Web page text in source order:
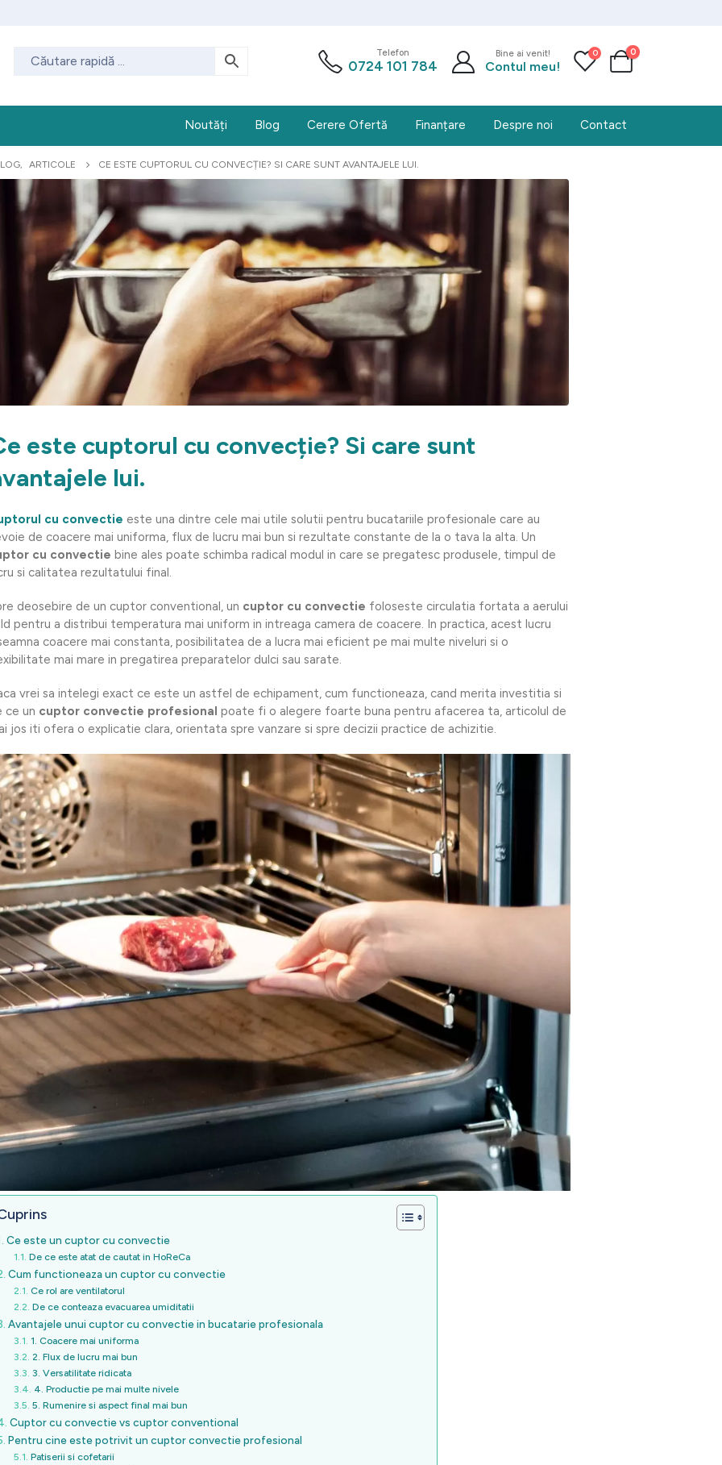
Telefon
0724 101 784
Bine ai venit!
Contul meu!
0 0
Noutăți Blog Cerere Ofertă Finanțare Despre noi Contact
, ARTICOLE CE ESTE CUPTORUL CU CONVECȚIE? SI CARE SUNT AVANTAJELE LUI.
este cuptorul cu convecție? Si care sunt
lui.
cu convectie este una dintre cele mai utile solutii pentru bucatariile profesionale care au
de coacere mai uniforma, flux de lucru mai bun si rezultate constante de la o tava la alta. Un
cu convectie bine ales poate schimba radical modul in care se pregatesc produsele, timpul de
si calitatea rezultatului final.
deosebire de un cuptor conventional, un cuptor cu convectie foloseste circulatia fortata a aerului
pentru a distribui temperatura mai uniform in intreaga camera de coacere. In practica, acest lucru
coacere mai constanta, posibilitatea de a lucra mai eficient pe mai multe niveluri si o
mai mare in pregatirea preparatelor dulci sau sarate.
vrei sa intelegi exact ce este un astfel de echipament, cum functioneaza, cand merita investitia si
ce un cuptor convectie profesional poate fi o alegere foarte buna pentru afacerea ta, articolul de
jos iti ofera o explicatie clara, orientata spre vanzare si spre decizii practice de achizitie.
Ce este un cuptor cu convectie
De ce este atat de cautat in HoReCa
Cum functioneaza un cuptor cu convectie
Ce rol are ventilatorul
De ce conteaza evacuarea umiditatii
Avantajele unui cuptor cu convectie in bucatarie profesionala
1. Coacere mai uniforma
2. Flux de lucru mai bun
3. Versatilitate ridicata
4. Productie pe mai multe nivele
5. Rumenire si aspect final mai bun
Cuptor cu convectie vs cuptor conventional
Pentru cine este potrivit un cuptor convectie profesional
Patiserii si cofetarii